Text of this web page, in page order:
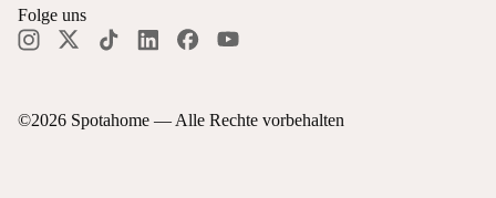
©2026 Spotahome — Alle Rechte vorbehalten
Folge uns